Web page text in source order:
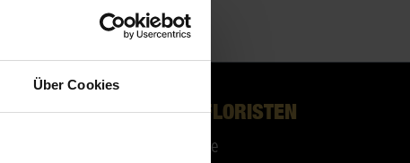
Über Cookies
UNSERE FLORISTEN
Floristensuche